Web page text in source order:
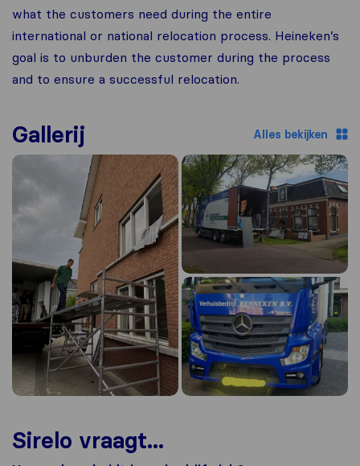
what the customers need during the entire
international or national relocation process. Heineken’s
goal is to unburden the customer during the process
and to ensure a successful relocation.
Gallerij Alles bekijken
Sirelo vraagt...